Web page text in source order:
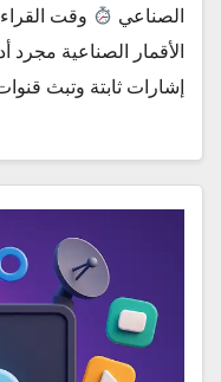
الصناعي
الأقمار الصناعية
إشارات ثابتة وتبث